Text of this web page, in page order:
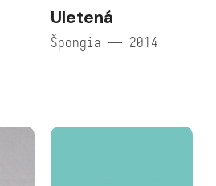
Uletená
Špongia — 2014